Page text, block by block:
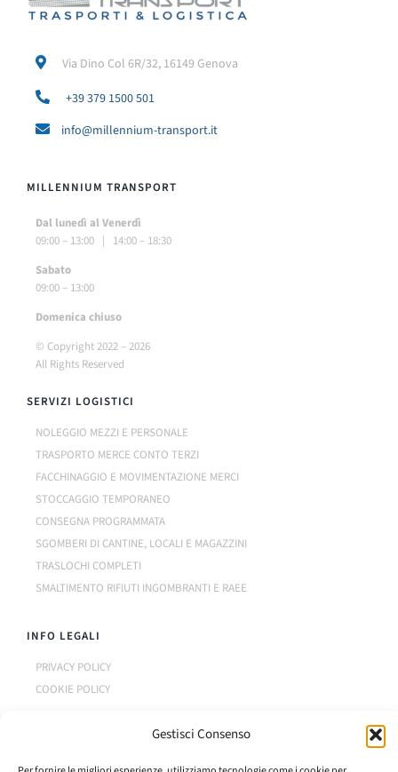
Gestisci Consenso
Via Dino Col 6R/32, 16149 Genova
+39 379 1500 501
info@millennium-transport.it
MILLENNIUM TRANSPORT
Dal lunedì al Venerdì
09:00 – 13:00 | 14:00 – 18:30
Sabato
09:00 – 13:00
Domenica chiuso
© Copyright 2022 –2026
All Rights Reserved
SERVIZI LOGISTICI
NOLEGGIO MEZZI E PERSONALE
TRASPORTO MERCE CONTO TERZI
FACCHINAGGIO E MOVIMENTAZIONE MERCI
STOCCAGGIO TEMPORANEO
CONSEGNA PROGRAMMATA
SGOMBERI DI CANTINE, LOCALI E MAGAZZINI
TRASLOCHI COMPLETI
SMALTIMENTO RIFIUTI INGOMBRANTI E RAEE
INFO LEGALI
PRIVACY POLICY
COOKIE POLICY